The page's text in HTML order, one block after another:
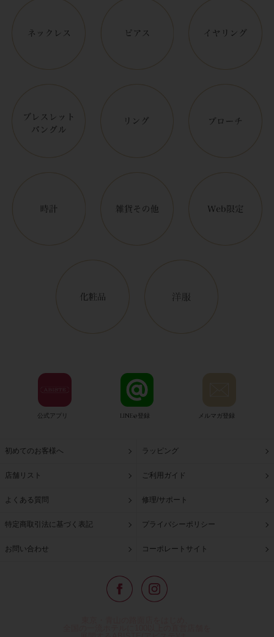
公式アプリ LINE@登録 メルマガ登録
初めてのお客様へ ラッピング
店舗リスト ご利用ガイド
よくある質問 修理/サポート
特定商取引法に基づく表記 プライバシーポリシー
お問い合わせ コーポレートサイト